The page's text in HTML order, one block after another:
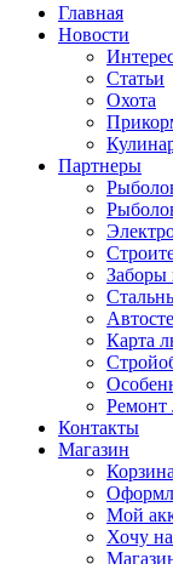
Главная
Новости
Статьи
Охота
Партнеры
Заборы
Карта
Ремонт
Контакты
Магазин
Корзина
Мой
Хочу